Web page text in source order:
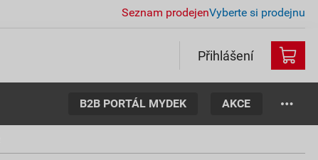
Seznam prodejenVyberte si prodejnu
Přihlášení
B2B PORTÁL MYDEK AKCE